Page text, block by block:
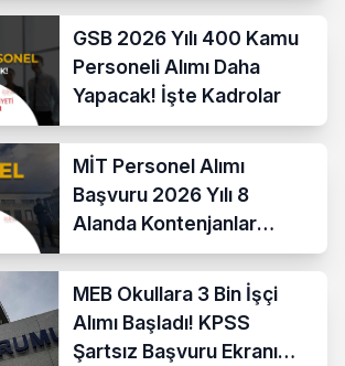
GSB 2026 Yılı 400 Kamu
Personeli Alımı Daha
Yapacak! İşte Kadrolar
MİT Personel Alımı
Başvuru 2026 Yılı 8
Alanda Kontenjanlar
Nedir?
MEB Okullara 3 Bin İşçi
Alımı Başladı! KPSS
Şartsız Başvuru Ekranı